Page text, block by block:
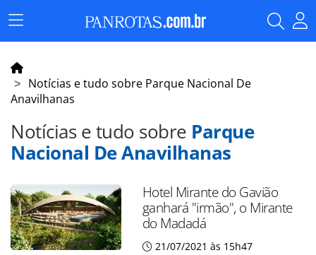
Menu
Principal
Notícias e tudo sobre Parque Nacional De
Anavilhanas
Notícias e tudo sobre Parque
Nacional De Anavilhanas
Hotel Mirante do Gavião
ganhará "irmão", o Mirante
do Madadá
21/07/2021 às 15h47